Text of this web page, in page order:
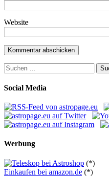
Website
Suchen
nach:
Social Media
Werbung
(*)
Einkaufen bei amazon.de (*)